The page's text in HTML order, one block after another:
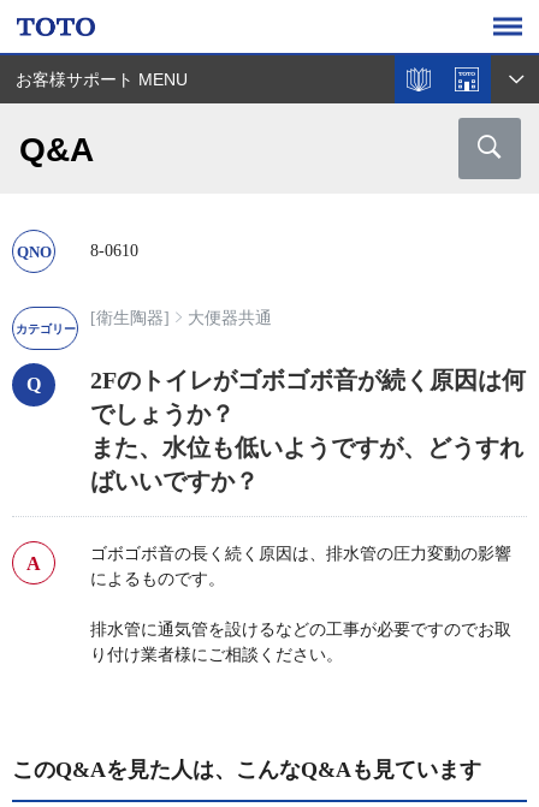
お客様サポート MENU
Q&A
8-0610
[衛生陶器] 大便器共通
2Fのトイレがゴボゴボ音が続く原因は何
でしょうか？
また、水位も低いようですが、どうすれ
ばいいですか？
ゴボゴボ音の長く続く原因は、排水管の圧力変動の影響
によるものです。
排水管に通気管を設けるなどの工事が必要ですのでお取
り付け業者様にご相談ください。
このQ&Aを見た人は、こんなQ&Aも見ています